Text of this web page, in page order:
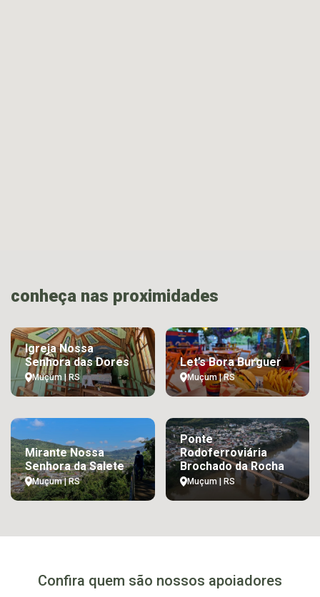
conheça nas proximidades
Igreja Nossa
Senhora das Dores
Muçum | RS
Let’s Bora Burguer
Muçum | RS
Mirante Nossa
Senhora da Salete
Muçum | RS
Ponte
Rodoferroviária
Brochado da Rocha
Muçum | RS
Confira quem são nossos apoiadores